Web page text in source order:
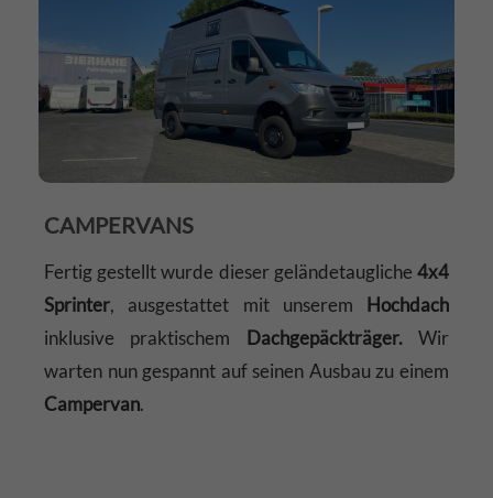
CAMPERVANS
Fertig gestellt wurde dieser geländetaugliche 4x4
Sprinter, ausgestattet mit unserem Hochdach
inklusive praktischem Dachgepäckträger.Wir
warten nun gespannt auf seinen Ausbau zu einem
Campervan.